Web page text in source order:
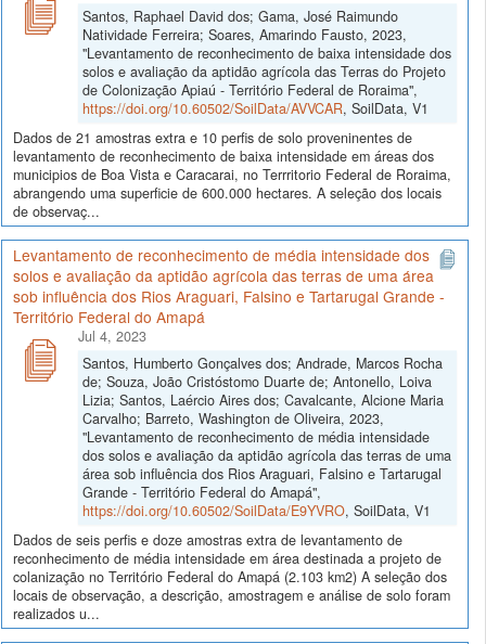
Santos, Raphael David dos; Gama, José Raimundo
Natividade Ferreira; Soares, Amarindo Fausto, 2023,
"Levantamento de reconhecimento de baixa intensidade dos
solos e avaliação da aptidão agrícola das Terras do Projeto
de Colonização Apiaú - Território Federal de Roraima",
https://doi.org/10.60502/SoilData/AVVCAR, SoilData, V1
Dados de 21 amostras extra e 10 perfis de solo proveninentes de
levantamento de reconhecimento de baixa intensidade em áreas dos
municipios de Boa Vista e Caracarai, no Terrritorio Federal de Roraima,
abrangendo uma superficie de 600.000 hectares. A seleção dos locais
de observaç...
Levantamento de reconhecimento de média intensidade dos
solos e avaliação da aptidão agrícola das terras de uma área
sob influência dos Rios Araguari, Falsino e Tartarugal Grande -
Território Federal do Amapá
Jul 4, 2023
Santos, Humberto Gonçalves dos; Andrade, Marcos Rocha
de; Souza, João Cristóstomo Duarte de; Antonello, Loiva
Lizia; Santos, Laércio Aires dos; Cavalcante, Alcione Maria
Carvalho; Barreto, Washington de Oliveira, 2023,
"Levantamento de reconhecimento de média intensidade
dos solos e avaliação da aptidão agrícola das terras de uma
área sob influência dos Rios Araguari, Falsino e Tartarugal
Grande - Território Federal do Amapá",
https://doi.org/10.60502/SoilData/E9YVRO, SoilData, V1
Dados de seis perfis e doze amostras extra de levantamento de
reconhecimento de média intensidade em área destinada a projeto de
colanização no Território Federal do Amapá (2.103 km2) A seleção dos
locais de observação, a descrição, amostragem e análise de solo foram
realizados u...